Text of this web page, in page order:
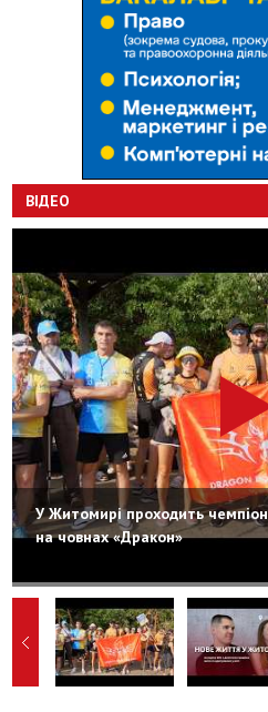
ВІДЕО
У Житомирі проходить
на човнах «Дракон»